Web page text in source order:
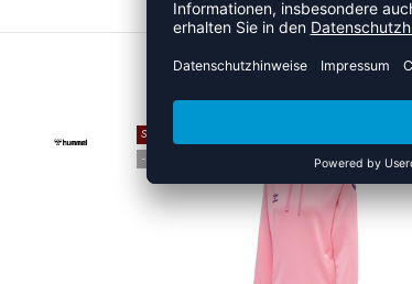
MEHR AUS
SALE
-55%